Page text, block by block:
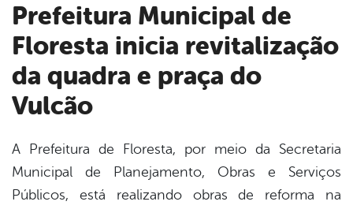
Prefeitura Municipal de
Floresta inicia revitalização
da quadra e praça do
Vulcão
A Prefeitura de Floresta, por meio da Secretaria
Municipal de Planejamento, Obras e Serviços
Públicos, está realizando obras de reforma na